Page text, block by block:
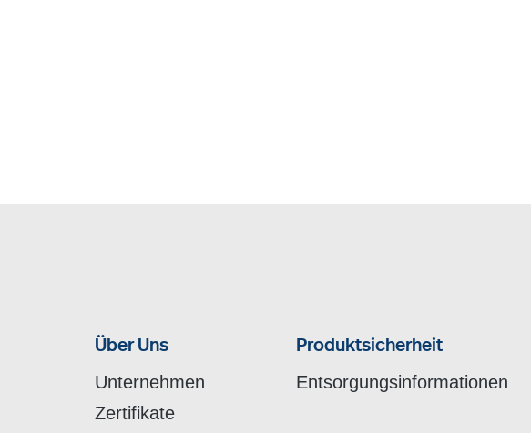
Über Uns
Unternehmen
Zertifikate
Produktsicherheit
Entsorgungsinformationen